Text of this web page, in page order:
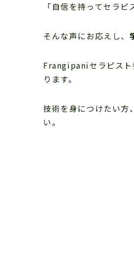
「自信を持ってセラピ
そんな声にお応えし、
Frangipaniセラピスト
ります。
技術を身につけたい方
い。